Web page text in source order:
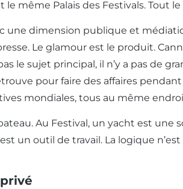
même Palais des Festivals. Tout
une dimension publique et
Le glamour est le produit.
le sujet principal, il n’y a pas de
pour faire des affaires
mondiales, tous au même
Au Festival, un yacht est une
un outil de travail. La logique n’est